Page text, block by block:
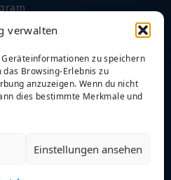
verwalten
zu speichern
Browsing-Erlebnis zu
anzuzeigen. Wenn du nicht
dies bestimmte Merkmale und
Einstellungen ansehen
Podcast auf Spotify
Podcast bei iTunes